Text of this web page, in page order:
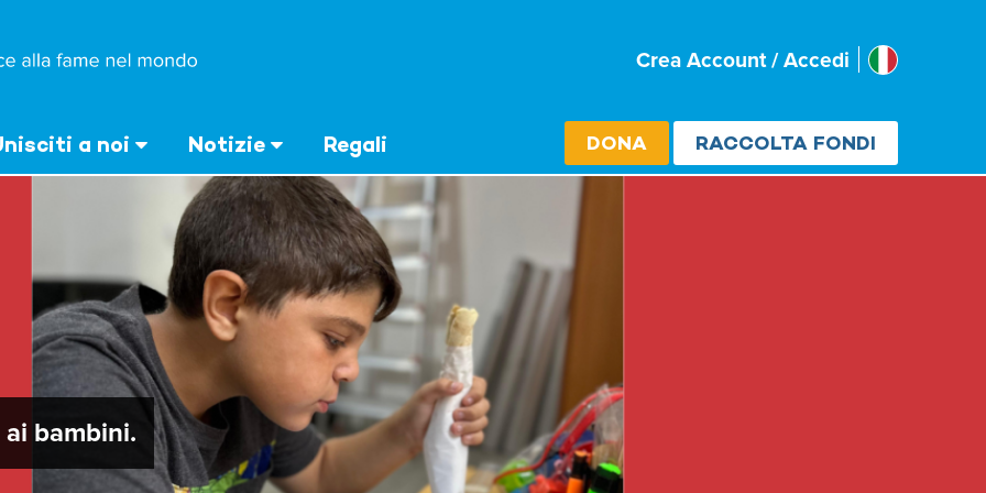
Crea Account / Accedi Select
Italia
a noi Notizie Regali DONA RACCOLTA FONDI
bambini.